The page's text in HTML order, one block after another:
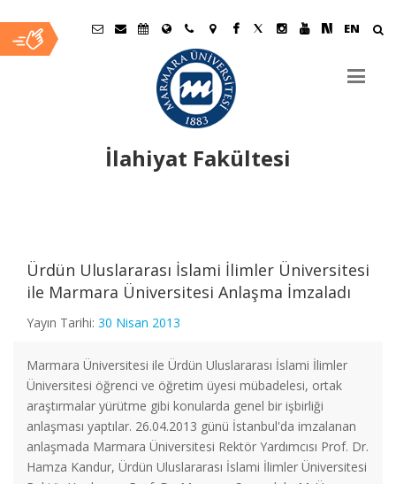
EN
İlahiyat Fakültesi
İçerikÜrdün Uluslararası İslami İlimler Üniversitesi
ile Marmara Üniversitesi Anlaşma İmzaladı
Yayın Tarihi: 30 Nisan 2013
Marmara Üniversitesi ile Ürdün Uluslararası İslami İlimler
Üniversitesi öğrenci ve öğretim üyesi mübadelesi, ortak
araştırmalar yürütme gibi konularda genel bir işbirliği
anlaşması yaptılar. 26.04.2013 günü İstanbul'da imzalanan
anlaşmada Marmara Üniversitesi Rektör Yardımcısı Prof. Dr.
Hamza Kandur, Ürdün Uluslararası İslami İlimler Üniversitesi